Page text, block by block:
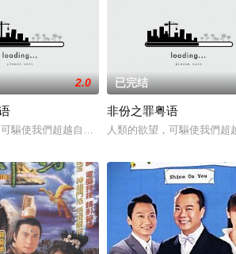
暫定叫《愛．回家之開心速遞》，「過往的處境
2.0
驅使我們超越自我，然而，當欲望失控，過份貪
已完结
非份之罪粤语
人類的欲望，可驅使我們超